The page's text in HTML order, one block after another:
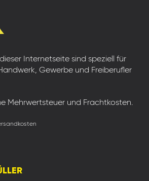
Internetseite sind speziell für
Gewerbe und Freiberufler
Mehrwertsteuer und Frachtkosten.